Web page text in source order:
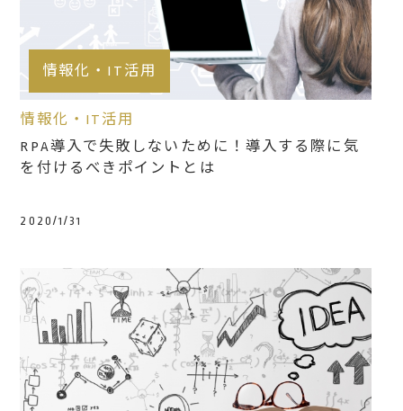
情報化・IT活用
情報化・IT活用
RPA導入で失敗しないために！導入する際に気
を付けるべきポイントとは
2020/1/31